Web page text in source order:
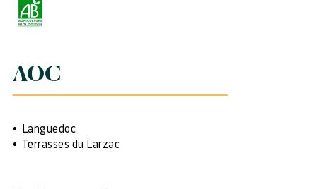
AOC
Languedoc
Terrasses du Larzac